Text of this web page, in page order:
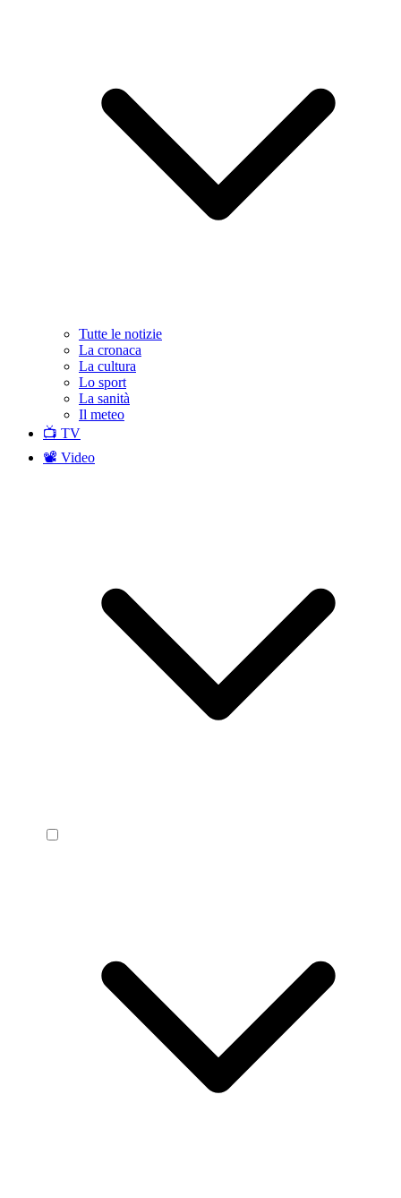
Tutte le notizie
La cronaca
La cultura
Lo sport
La sanità
Il meteo
📺 TV
📽️ Video